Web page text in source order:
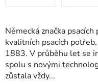
Německá značka
kvalitních psacích
1883. V průběhu let se
spolu s novými
zůstala vždy...